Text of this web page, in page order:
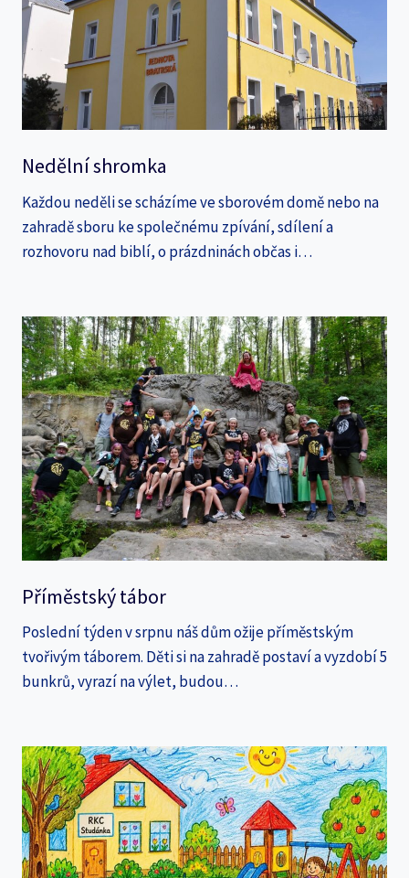
Nedělní shromka
Každou neděli se scházíme ve sborovém domě nebo na
zahradě sboru ke společnému zpívání, sdílení a
rozhovoru nad biblí, o prázdninách občas i…
Příměstský tábor
Poslední týden v srpnu náš dům ožije příměstským
tvořivým táborem. Děti si na zahradě postaví a vyzdobí 5
bunkrů, vyrazí na výlet, budou…